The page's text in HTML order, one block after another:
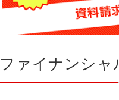
ファイナンシャ